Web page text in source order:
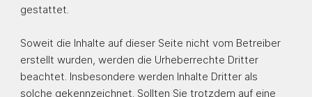
gestattet.
Soweit die Inhalte auf dieser Seite nicht vom Betreiber
erstellt wurden, werden die Urheberrechte Dritter
beachtet. Insbesondere werden Inhalte Dritter als
solche gekennzeichnet. Sollten Sie trotzdem auf eine